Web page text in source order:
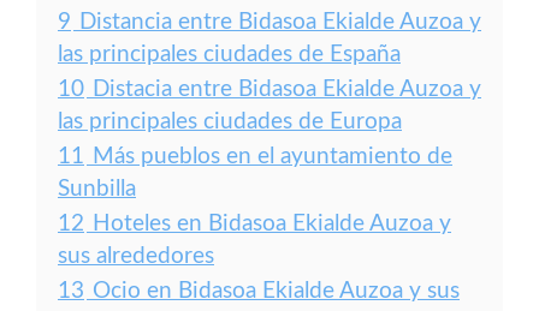
9 Distancia entre Bidasoa Ekialde Auzoa y
las principales ciudades de España
10 Distacia entre Bidasoa Ekialde Auzoa y
las principales ciudades de Europa
11 Más pueblos en el ayuntamiento de
Sunbilla
12 Hoteles en Bidasoa Ekialde Auzoa y
sus alrededores
13 Ocio en Bidasoa Ekialde Auzoa y sus